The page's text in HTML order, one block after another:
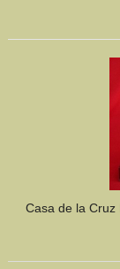
Casa de la Cruz